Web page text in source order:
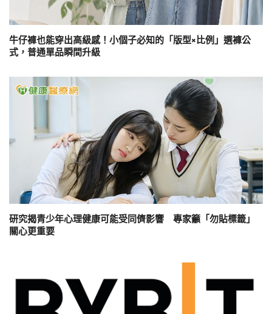
牛仔褲也能穿出高級感！小個子必知的「版型×比例」選褲公
式，普通單品瞬間升級
研究揭青少年心理健康可能受同儕影響 專家籲「勿貼標籤」
關心更重要